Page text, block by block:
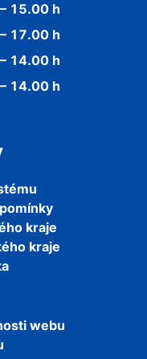
15.00 h
17.00 h
14.00 h
14.00 h
kraje
kraje
webu